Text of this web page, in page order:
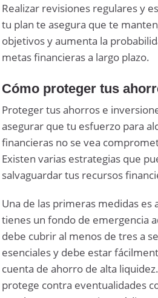
Realizar revisiones regulares y
tu plan te asegura que te
objetivos y aumenta la
metas financieras a largo plazo.
Cómo proteger tus
Proteger tus ahorros e
asegurar que tu esfuerzo para
financieras no se vea
Existen varias estrategias que
salvaguardar tus recursos
Una de las primeras medidas es
tienes un fondo de emergencia
debe cubrir al menos de tres a
esenciales y debe estar
cuenta de ahorro de alta
protege contra eventualidades